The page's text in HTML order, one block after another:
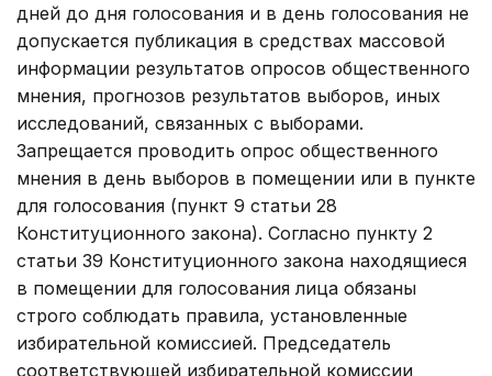
дней до дня голосования и в день голосования не
допускается публикация в средствах массовой
информации результатов опросов общественного
мнения, прогнозов результатов выборов, иных
исследований, связанных с выборами.
Запрещается проводить опрос общественного
мнения в день выборов в помещении или в пункте
для голосования (пункт 9 статьи 28
Конституционного закона). Согласно пункту 2
статьи 39 Конституционного закона находящиеся
в помещении для голосования лица обязаны
строго соблюдать правила, установленные
избирательной комиссией. Председатель
соответствующей избирательной комиссии